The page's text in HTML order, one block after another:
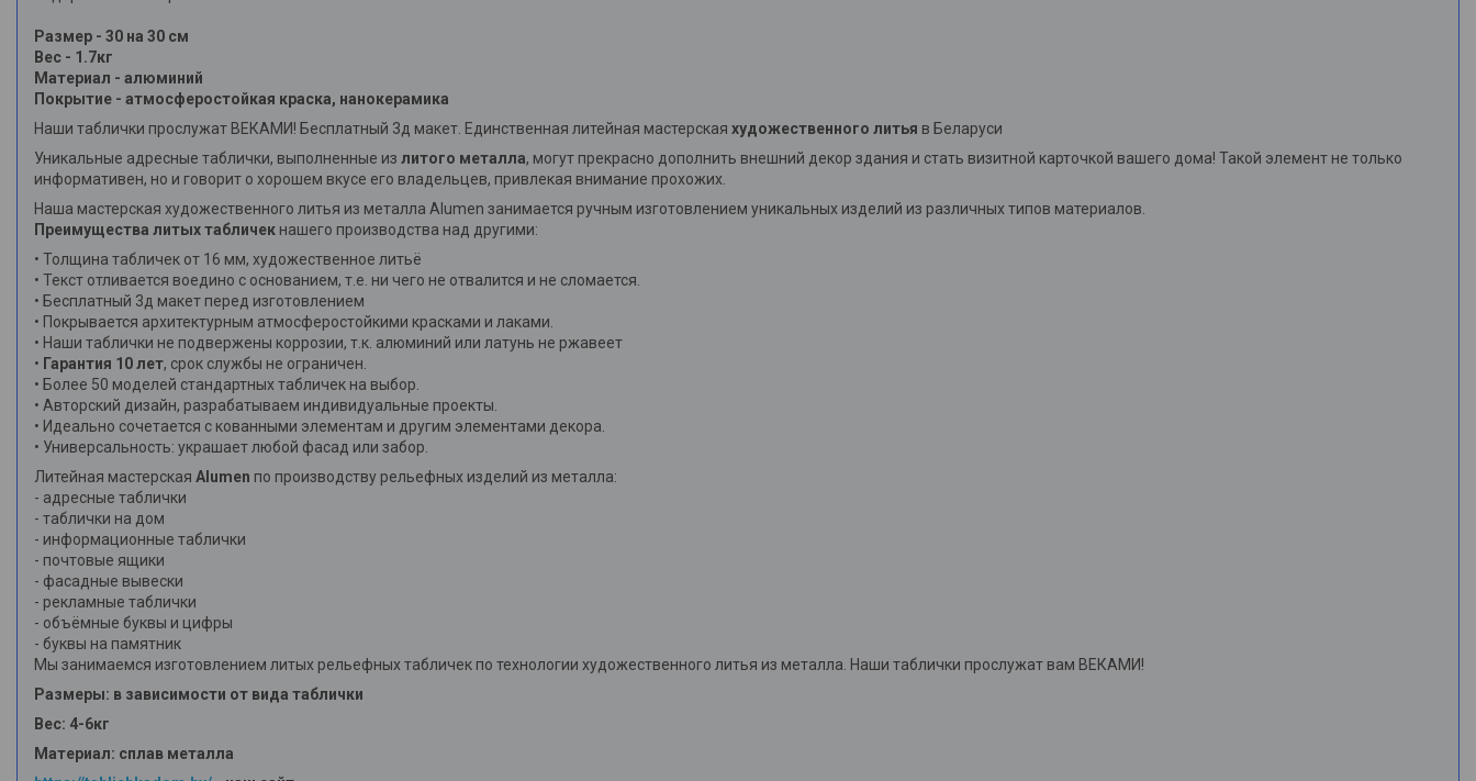
Размер - 30 на 30 см
Вес - 1.7кг
Материал - алюминий
Покрытие - атмосферостойкая краска, нанокерамика
Наши таблички прослужат ВЕКАМИ! Бесплатный 3д макет. Единственная литейная мастерская художественного литья в Беларуси
Уникальные адресные таблички, выполненные из литого металла, могут прекрасно дополнить внешний декор здания и стать визитной карточкой вашего дома! Такой элемент не только
информативен, но и говорит о хорошем вкусе его владельцев, привлекая внимание прохожих.
Наша мастерская художественного литья из металла Alumen занимается ручным изготовлением уникальных изделий из различных типов материалов.
Преимущества литых табличек нашего производства над другими:
• Толщина табличек от 16 мм, художественное литьё
• Текст отливается воедино с основанием, т.е. ни чего не отвалится и не сломается.
• Бесплатный 3д макет перед изготовлением
• Покрывается архитектурным атмосферостойкими красками и лаками.
• Наши таблички не подвержены коррозии, т.к. алюминий или латунь не ржавеет
• Гарантия 10 лет, срок службы не ограничен.
• Более 50 моделей стандартных табличек на выбор.
• Авторский дизайн, разрабатываем индивидуальные проекты.
• Идеально сочетается с кованными элементам и другим элементами декора.
• Универсальность: украшает любой фасад или забор.
Литейная мастерская Alumen по производству рельефных изделий из металла:
- адресные таблички
- таблички на дом
- информационные таблички
- почтовые ящики
- фасадные вывески
- рекламные таблички
- объёмные буквы и цифры
- буквы на памятник
Мы занимаемся изготовлением литых рельефных табличек по технологии художественного литья из металла. Наши таблички прослужат вам ВЕКАМИ!
Размеры: в зависимости от вида таблички
Вес: 4-6кг
Материал: сплав металла